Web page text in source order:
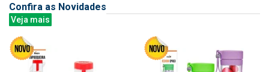
Confira as Novidades
Veja mais